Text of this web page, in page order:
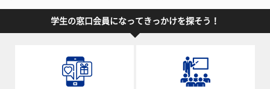
学生の窓口会員になってきっかけを探そう！